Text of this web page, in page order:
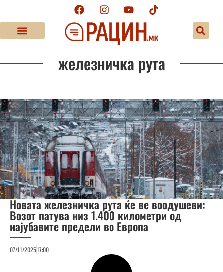
железничка рута
Новата железничка рута ќе ве воодушеви:
Возот патува низ 1.400 километри од
најубавите предели во Европа
07/11/202517:00